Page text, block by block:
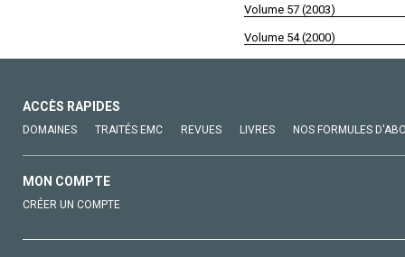
Volume 57 (2003)
Volume 54 (2000)
ACCÈS RAPIDES
DOMAINES TRAITÉS EMC REVUES LIVRES NOS FORMULES
MON COMPTE
CRÉER UN COMPTE